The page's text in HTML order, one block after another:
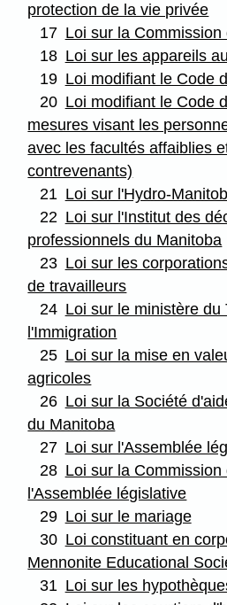
protection de la vie privée
17 Loi sur la Commission
18 Loi sur les appareils
19 Loi modifiant le Code
20 Loi modifiant le Code
mesures visant les
avec les facultés affaiblies
contrevenants)
21 Loi sur l'Hydro-
22 Loi sur l'Institut des
professionnels du Manitoba
23 Loi sur les
de travailleurs
24 Loi sur le ministère du
l'Immigration
25 Loi sur la mise en
agricoles
26 Loi sur la Société
du Manitoba
27 Loi sur l'Assemblée
28 Loi sur la Commission
l'Assemblée législative
29 Loi sur le mariage
30 Loi constituant en
Mennonite Educational
31 Loi sur les